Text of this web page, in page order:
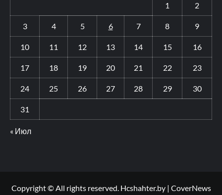
1 2
3 4 5 6 7 8 9
10 11 12 13 14 15 16
17 18 19 20 21 22 23
24 25 26 27 28 29 30
31
« Июл
Copyright © All rights reserved. Hcshahter.by | CoverNews